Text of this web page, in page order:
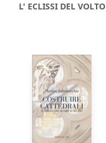
L' ECLISSI DEL VOLTO